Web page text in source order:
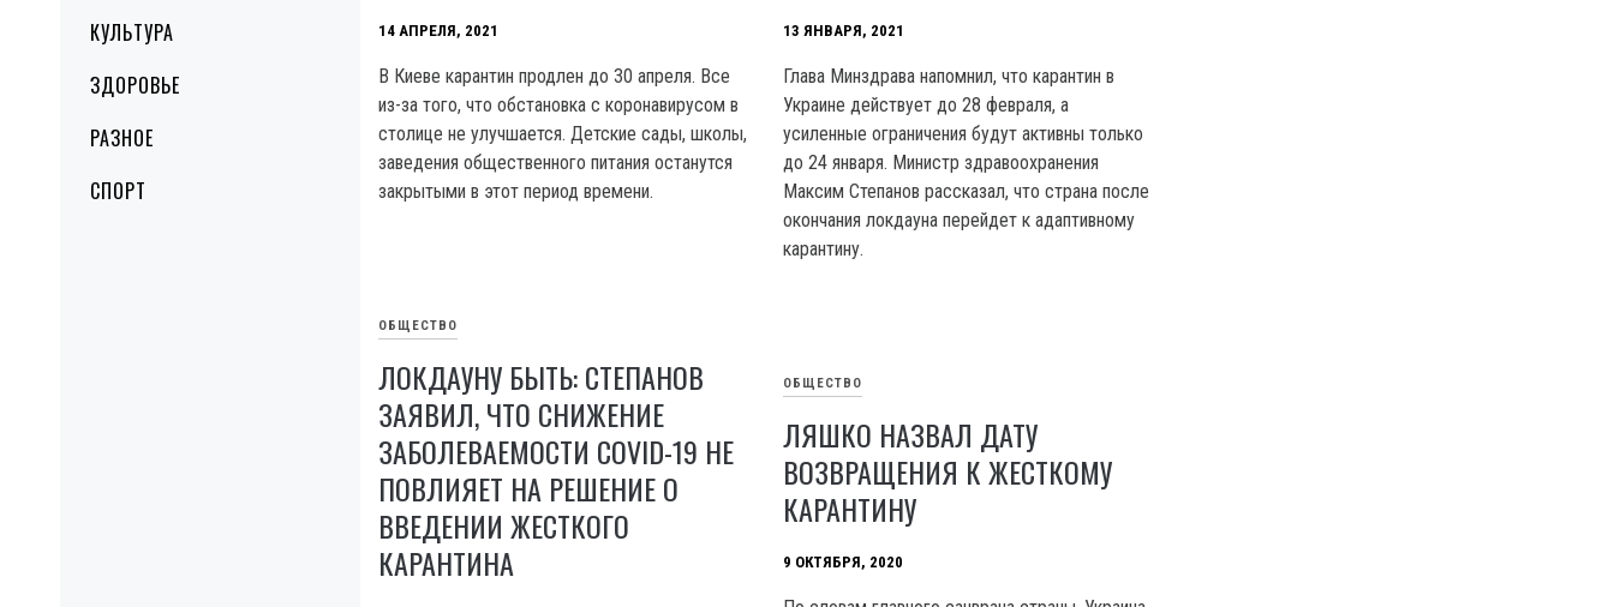
КУЛЬТУРА
ЗДОРОВЬЕ
РАЗНОЕ
СПОРТ
14 АПРЕЛЯ, 2021
В Киеве карантин продлен до 30 апреля. Все
из-за того, что обстановка с коронавирусом в
столице не улучшается. Детские сады, школы,
заведения общественного питания останутся
закрытыми в этот период времени.
13 ЯНВАРЯ, 2021
Глава Минздрава напомнил, что карантин в
Украине действует до 28 февраля, а
усиленные ограничения будут активны только
до 24 января. Министр здравоохранения
Максим Степанов рассказал, что страна после
окончания локдауна перейдет к адаптивному
карантину.
ОБЩЕСТВО
ЛОКДАУНУ БЫТЬ: СТЕПАНОВ
ЗАЯВИЛ, ЧТО СНИЖЕНИЕ
ЗАБОЛЕВАЕМОСТИ COVID-19 НЕ
ПОВЛИЯЕТ НА РЕШЕНИЕ О
ВВЕДЕНИИ ЖЕСТКОГО
КАРАНТИНА
ОБЩЕСТВО
ЛЯШКО НАЗВАЛ ДАТУ
ВОЗВРАЩЕНИЯ К ЖЕСТКОМУ
КАРАНТИНУ
9 ОКТЯБРЯ, 2020